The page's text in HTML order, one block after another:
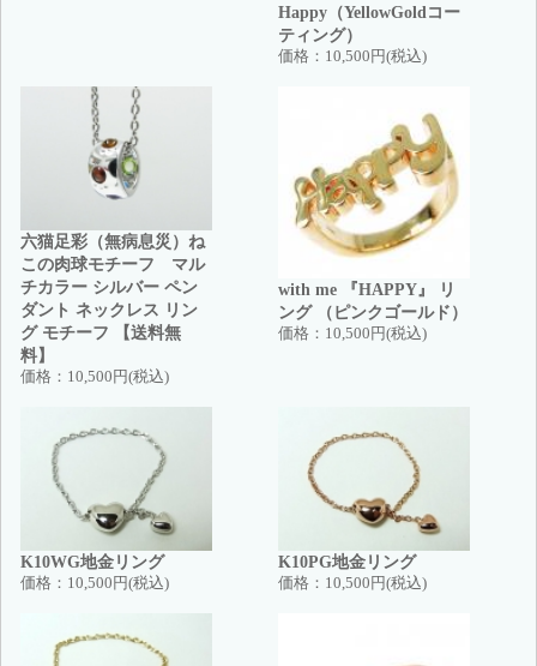
Happy（YellowGoldコー
ティング）
価格： 10,500円(税込)
六猫足彩（無病息災）ね
この肉球モチーフ マル
チカラー シルバー ペン
ダント ネックレス リン
グ モチーフ 【送料無
料】
価格： 10,500円(税込)
with me 『HAPPY』 リ
ング （ピンクゴールド）
価格： 10,500円(税込)
K10WG地金リング
価格： 10,500円(税込)
K10PG地金リング
価格： 10,500円(税込)